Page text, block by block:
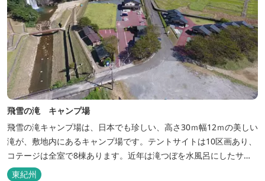
飛雪の滝 キャンプ場
飛雪の滝キャンプ場は、日本でも珍しい、高さ30ｍ幅12ｍの美しい
滝が、敷地内にあるキャンプ場です。テントサイトは10区画あり、
コテージは全室で8棟あります。近年は滝つぼを水風呂にしたサウ
ナが人気です。
東紀州